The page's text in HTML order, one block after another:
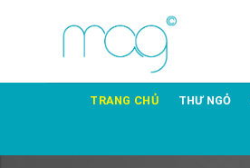
TRANG CHỦ THƯ NGỎ